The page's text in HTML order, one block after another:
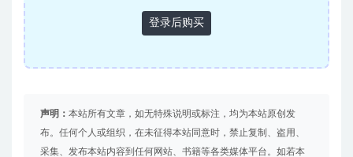
登录后购买
声明： 本站所有文章，如无特殊说明或标注，均为本站原创发
布。任何个人或组织，在未征得本站同意时，禁止复制、盗用、
采集、发布本站内容到任何网站、书籍等各类媒体平台。如若本